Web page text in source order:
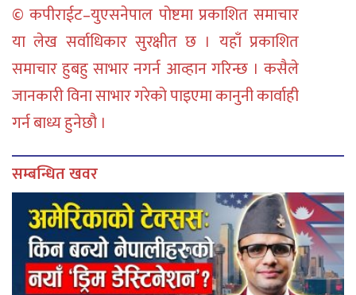
© कपीराईट–युएसनेपाल पोष्टमा प्रकाशित समाचार
या लेख सर्वाधिकार सुरक्षीत छ । यहाँ प्रकाशित
समाचार हुबहु साभार नगर्न आव्हान गरिन्छ । कसैले
जानकारी विना साभार गरेको पाइएमा कानुनी कार्वाही
गर्न बाध्य हुनेछौ ।
सम्बन्धित खवर